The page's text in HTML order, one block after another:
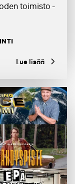
toimisto -
Lue lisää